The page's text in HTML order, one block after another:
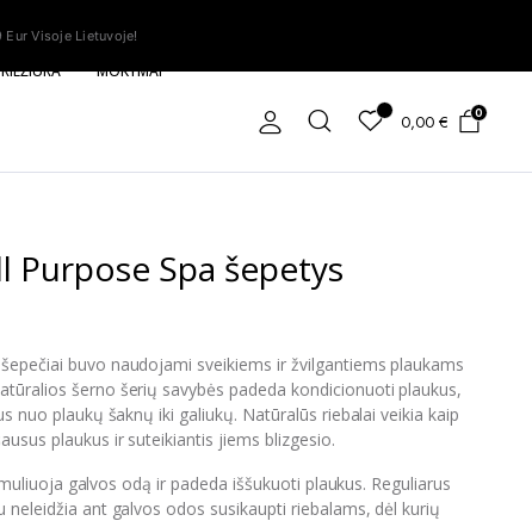
Eur Visoje Lietuvoje!
MOKYMAI
0,00€ 0
Purpose Spa šepetys
buvo naudojami sveikiems ir žvilgantiems plaukams
šerno šerių savybės padeda kondicionuoti plaukus,
nuo plaukų šaknų iki galiukų. Natūralūs riebalai veikia kaip
plaukus ir suteikiantis jiems blizgesio.
galvos odą ir padeda iššukuoti plaukus. Reguliarus
neleidžia ant galvos odos susikaupti riebalams, dėl kurių